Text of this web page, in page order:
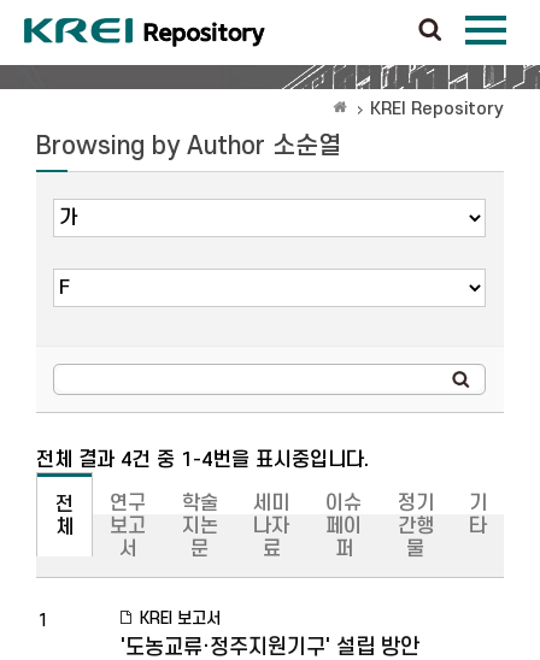
KREI Repository
Browsing by Author 소순열
전체 결과 4건 중 1-4번을 표시중입니다.
전
체
연구
보고
서
학술
지논
문
세미
나자
료
이슈
페이
퍼
정기
간행
물
기
타
1 KREI 보고서
'도농교류·정주지원기구' 설립 방안